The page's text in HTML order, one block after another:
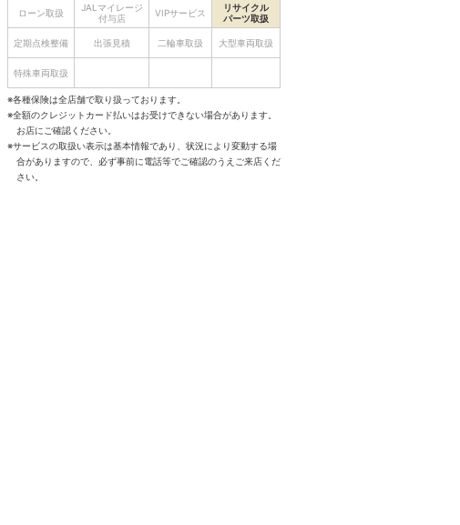
ローン取扱
JALマイレージ
付与店
VIPサービス
リサイクル
パーツ取扱
定期点検整備 出張見積 二輪車取扱 大型車両取扱
特殊車両取扱
※各種保険は全店舗で取り扱っております。
※全額のクレジットカード払いはお受けできない場合があります。
お店にご確認ください。
※サービスの取扱い表示は基本情報であり、状況により変動する場
合がありますので、必ず事前に電話等でご確認のうえご来店くだ
さい。